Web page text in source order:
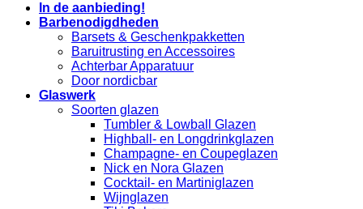
In de aanbieding!
Barbenodigdheden
Barsets & Geschenkpakketten
Baruitrusting en Accessoires
Achterbar Apparatuur
Door nordicbar
Glaswerk
Soorten glazen
Tumbler & Lowball Glazen
Highball- en Longdrinkglazen
Champagne- en Coupeglazen
Nick en Nora Glazen
Cocktail- en Martiniglazen
Wijnglazen